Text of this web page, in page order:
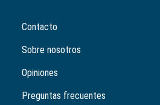
Contacto
Sobre nosotros
Opiniones
Preguntas frecuentes